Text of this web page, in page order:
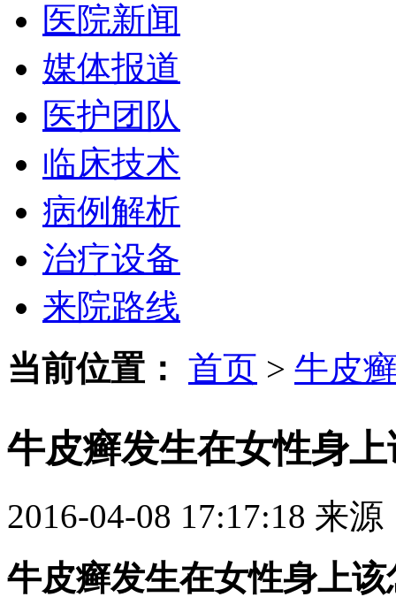
医院新闻
媒体报道
医护团队
临床技术
病例解析
治疗设备
来院路线
当前位置： 首页 > 牛皮
牛皮癣发生在女性身
2016-04-08 17:17:18 来
牛皮癣发生在女性身上该